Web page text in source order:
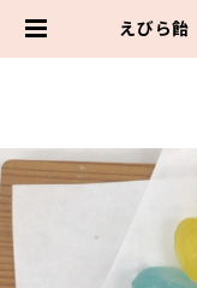
えびら